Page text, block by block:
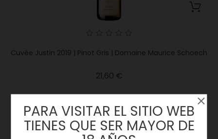
Cuvée Justin 2019 | Pinot Gris | Domaine Maurice Schoech
21,60 €
PARA VISITAR EL SITIO WEB
TIENES QUE SER MAYOR DE